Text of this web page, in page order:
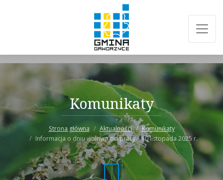
Komunikaty
Strona główna Aktualności
Komunikaty
Informacja o dniu wolnym od pracy – 10 listopada 2025 r.